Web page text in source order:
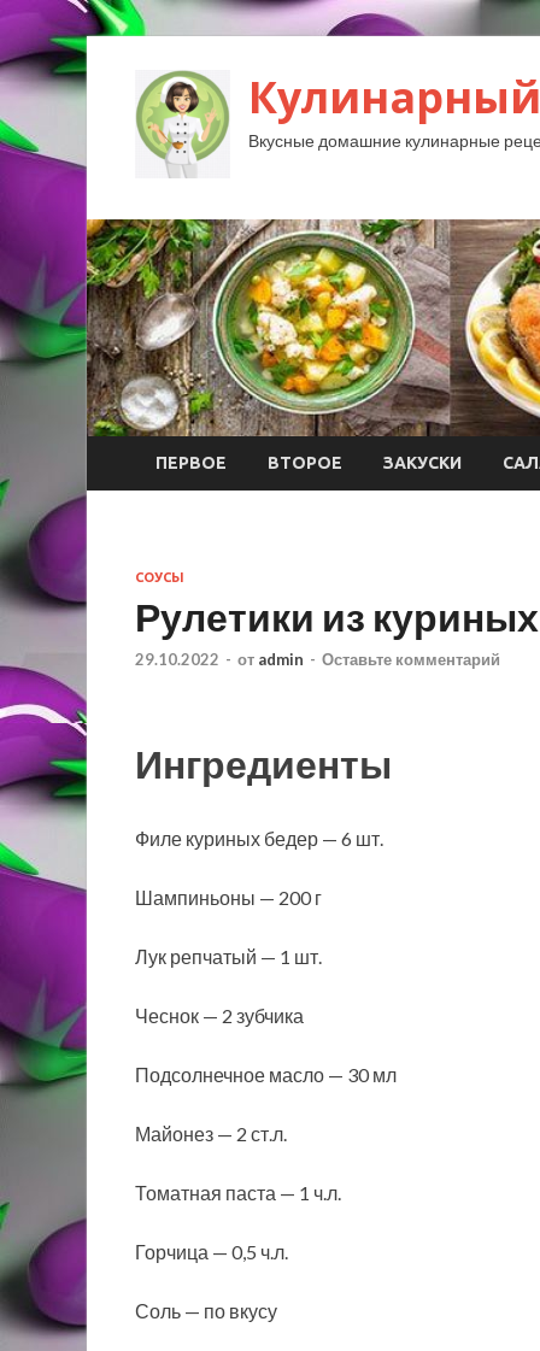
Вкусные домашние кулинарные
ПЕРВОЕ ВТОРОЕ ЗАКУСКИ
СОУСЫ
Рулетики из
29.10.2022 - от admin - Оставьте комментарий
Ингредиенты
Филе куриных бедер — 6 шт.
Шампиньоны — 200 г
Лук репчатый — 1 шт.
Чеснок — 2 зубчика
Подсолнечное масло — 30 мл
Майонез — 2 ст.л.
Томатная паста — 1 ч.л.
Горчица — 0,5 ч.л.
Соль — по вкусу